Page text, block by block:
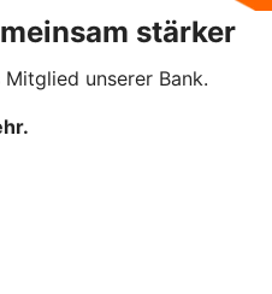
stärker
unserer Bank.